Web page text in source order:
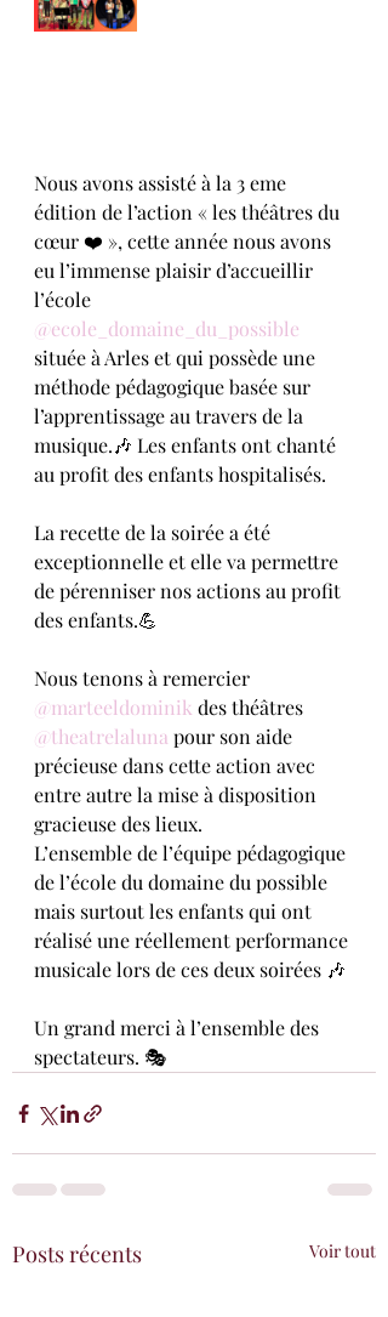
Nous avons assisté à la 3 eme
édition de l’action « les théâtres du
cœur ❤️ », cette année nous avons
eu l’immense plaisir d’accueillir
l’école
@ecole_domaine_du_possible
située à Arles et qui possède une
méthode pédagogique basée sur
l’apprentissage au travers de la
musique.🎶 Les enfants ont chanté
au profit des enfants hospitalisés.
La recette de la soirée a été
exceptionnelle et elle va permettre
de pérenniser nos actions au profit
des enfants.💪
Nous tenons à remercier
@marteeldominik des théâtres
@theatrelaluna pour son aide
précieuse dans cette action avec
entre autre la mise à disposition
gracieuse des lieux.
L’ensemble de l’équipe pédagogique
de l’école du domaine du possible
mais surtout les enfants qui ont
réalisé une réellement performance
musicale lors de ces deux soirées 🎶
Un grand merci à l’ensemble des
spectateurs. 🎭
Posts récents Voir tout